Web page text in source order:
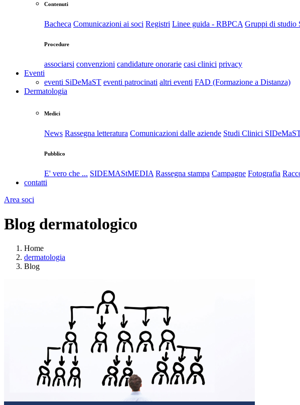
Contenuti
Bacheca Comunicazioni ai soci Registri Linee guida - RBPCA Gruppi di studio
Procedure
associarsi convenzioni candidature onorarie casi clinici privacy
Eventi
eventi SiDeMaST eventi patrocinati altri eventi FAD (Formazione a Distanza)
Dermatologia
Medici
News Rassegna letteratura Comunicazioni dalle aziende Studi Clinici
Pubblico
E' vero che ... SIDEMAStMEDIA Rassegna stampa Campagne Fotografia
contatti
Area soci
Blog dermatologico
Home
dermatologia
Blog